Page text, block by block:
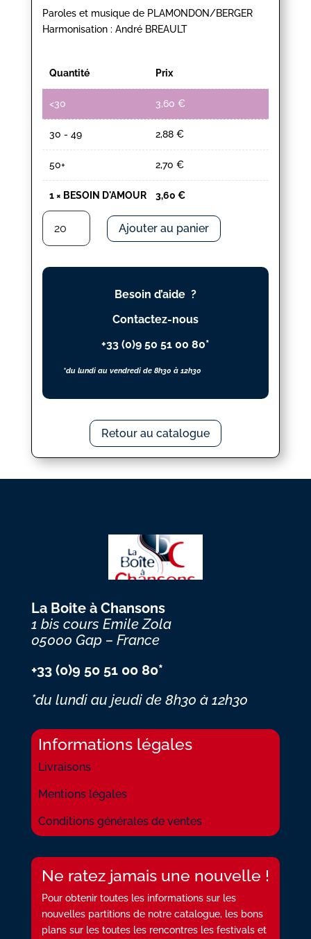
Paroles et musique de PLAMONDON/BERGER
Harmonisation : André BREAULT
Quantité Prix
<30 3,60 €
30 - 49 2,88 €
50+ 2,70 €
1× BESOIN D'AMOUR 3,60 €
quantité
BESOIN
D'AMOUR
Ajouter au panier
Besoin d’aide ?
Contactez-nous
+33 (0)9 50 51 00 80*
*du lundi au vendredi de 8h30 à 12h30
Retour au catalogue
La Boite à Chansons
1 bis cours Emile Zola
05000 Gap – France
+33 (0)9 50 51 00 80*
*du lundi au jeudi de 8h30 à 12h30
Informations légales
Livraisons
Mentions légales
Conditions générales de ventes
Ne ratez jamais une nouvelle !
Pour obtenir toutes les informations sur les
nouvelles partitions de notre catalogue, les bons
plans sur les toutes les rencontres les festivals et